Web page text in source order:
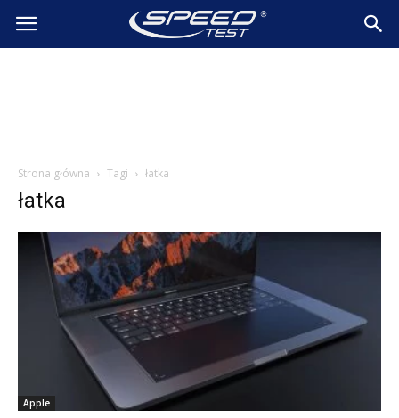
SpeedTest.pl
Strona główna Tagi łatka
łatka
Apple